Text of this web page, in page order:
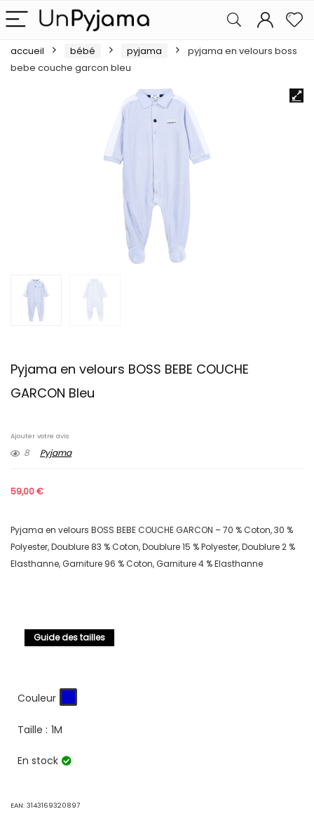
accueil bébé pyjama
pyjama en velours boss
bebe couche garcon bleu
Pyjama en velours BOSS BEBE COUCHE
GARCON Bleu
Ajouter votre avis
8 Pyjama
59,00€
Pyjama en velours BOSS BEBE COUCHE GARCON – 70 % Coton, 30 %
Polyester, Doublure 83 % Coton, Doublure 15 % Polyester, Doublure 2 %
Elasthanne, Garniture 96 % Coton, Garniture 4 % Elasthanne
Guide des tailles
Couleur
Taille : 1M
En stock
EAN: 3143169320897